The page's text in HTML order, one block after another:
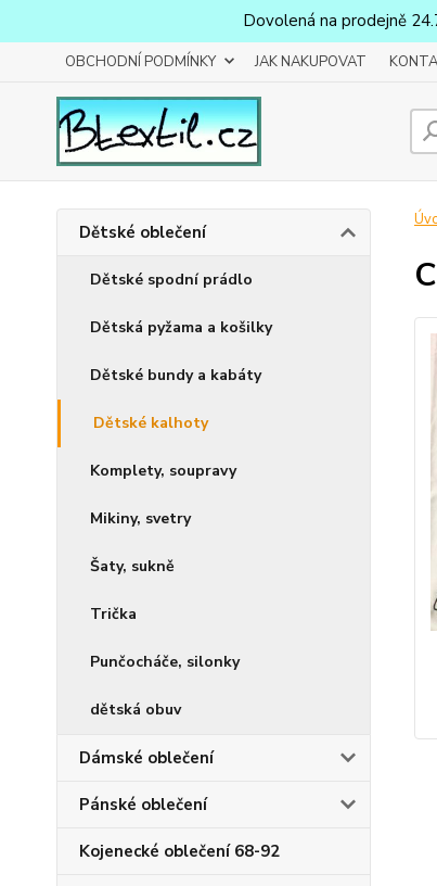
Dovolená na prodejně
OBCHODNÍ PODMÍNKY JAK NAKUPOVAT
Dětské oblečení
Dětské spodní prádlo
Dětská pyžama a košilky
Dětské bundy a kabáty
Dětské kalhoty
Komplety, soupravy
Mikiny, svetry
Šaty, sukně
Trička
Punčocháče, silonky
dětská obuv
Dámské oblečení
Pánské oblečení
Kojenecké oblečení 68-92